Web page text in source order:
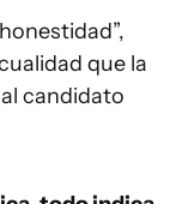
que la
candidato